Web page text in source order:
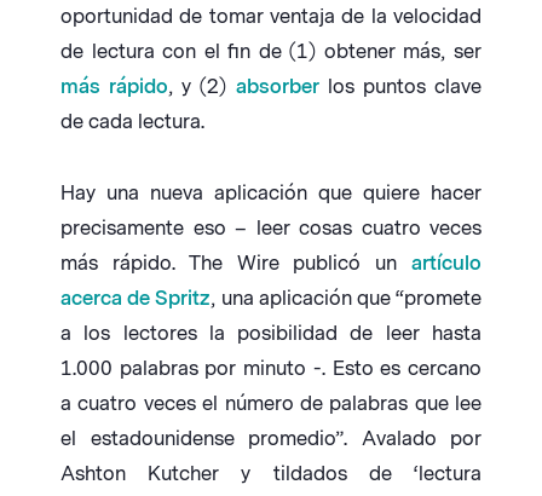
oportunidad de tomar ventaja de la velocidad
de lectura con el fin de (1) obtener más, ser
más rápido, y (2) absorberlos puntos clave
de cada lectura.
Hay una nueva aplicación que quiere hacer
precisamente eso – leer cosas cuatro veces
más rápido. The Wire publicó un artículo
acerca de Spritz, una aplicación que “promete
a los lectores la posibilidad de leer hasta
1.000 palabras por minuto -. Esto es cercano
a cuatro veces el número de palabras que lee
el estadounidense promedio”. Avalado por
Ashton Kutcher y tildados de ‘lectura